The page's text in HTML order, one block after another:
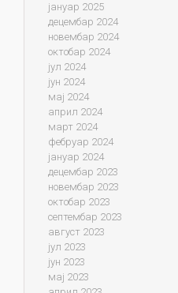
јануар 2025
децембар 2024
новембар 2024
октобар 2024
јул 2024
јун 2024
мај 2024
април 2024
март 2024
фебруар 2024
јануар 2024
децембар 2023
новембар 2023
октобар 2023
септембар 2023
август 2023
јул 2023
јун 2023
мај 2023